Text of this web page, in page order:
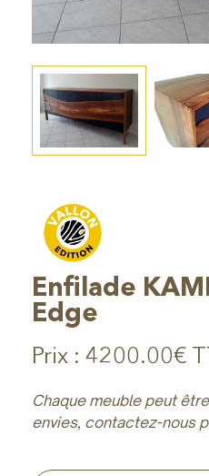
Enfilade
Edge
Prix : 4200.00€
Chaque meuble peut
envies, contactez-nous